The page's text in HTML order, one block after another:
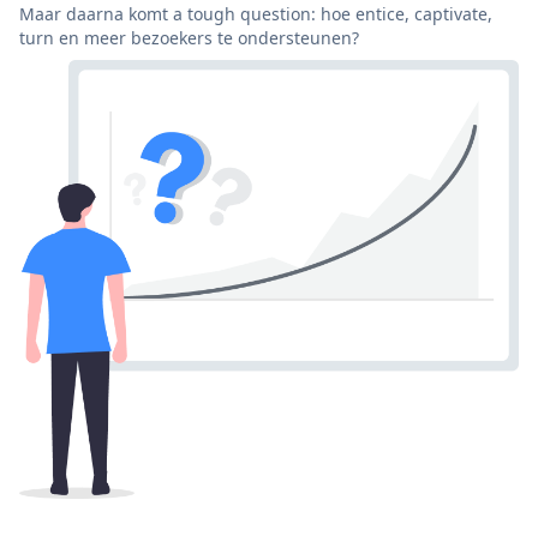
Maar daarna komt a tough question: hoe entice, captivate,
turn en meer bezoekers te ondersteunen?